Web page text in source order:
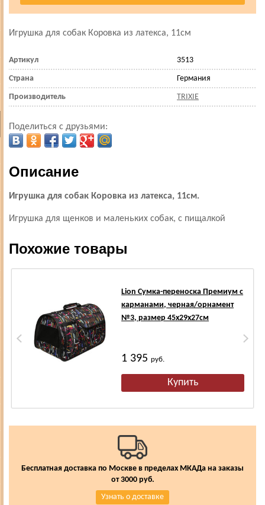
Игрушка для собак Коровка из латекса, 11см
Артикул 3513
Страна Германия
Производитель TRIXIE
Поделиться с друзьями:
Описание
Игрушка для собак Коровка из латекса, 11см.
Игрушка для щенков и маленьких собак, с пищалкой
Похожие товары
Lion Сумка-переноска Премиум с
карманами, черная/орнамент
№3, размер 45х29х27см
1 395руб.
Бесплатная доставка по Москве в пределах МКАДа на заказы
от 3000 руб.
Узнать о доставке